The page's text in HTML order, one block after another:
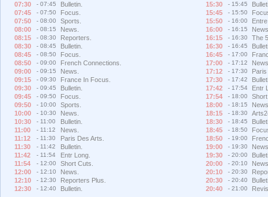
07:30
- 07:45
Bulletin.
07:45
- 07:50
Focus.
07:50
- 08:00
Sports.
08:00
- 08:15
News.
08:15
- 08:30
Reporters.
08:30
- 08:45
Bulletin.
08:45
- 08:50
Focus.
08:50
- 09:00
French Connections.
09:00
- 09:15
News.
09:15
- 09:30
France In Focus.
09:30
- 09:45
Bulletin.
09:45
- 09:50
Focus.
09:50
- 10:00
Sports.
10:00
- 10:30
News.
10:30
- 11:00
Bulletin.
11:00
- 11:12
News.
11:12
- 11:30
Paris Des Arts.
11:30
- 11:42
Bulletin.
11:42
- 11:54
Entr Long.
11:54
- 12:00
Short Cuts.
12:00
- 12:10
News.
12:10
- 12:30
Reporters Plus.
12:30
- 12:40 Bulletin.
15:30
- 15:45
15:45
- 15:50
15:50
- 16:00
16:00
- 16:15
16:15
- 16:30
The
16:30
- 16:45
16:45
- 17:00
17:00
- 17:12
17:12
- 17:30
17:30
- 17:42
17:42
- 17:54
Entr
17:54
- 18:00
18:00
- 18:15
18:15
- 18:30
18:30
- 18:45
18:45
- 18:50
18:50
- 19:00
19:00
- 19:30
19:30
- 20:00
20:00
- 20:10
20:10
- 20:30
20:30
- 20:40
20:40
- 21:00